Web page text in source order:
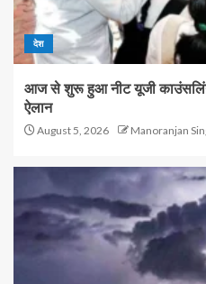
देश
आज से शुरू हुआ नीट यूजी
ऐलान
August 5, 2026 Manoranjan